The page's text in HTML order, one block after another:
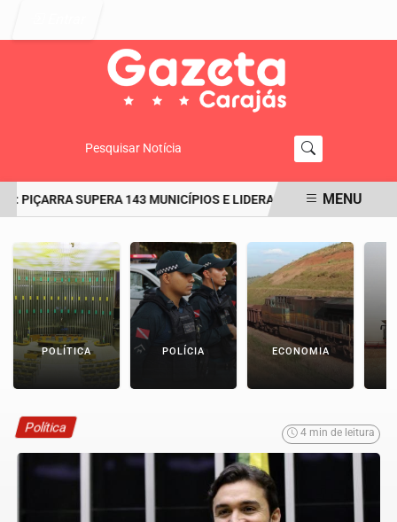
Pesquisar Notícia
PIÇARRA SUPERA 143 MUNICÍPIOS E LIDERA O RANKING DO IDEB
MENU
POLÍTICA POLÍCIA ECONOMIA
Política 4 min de leitura